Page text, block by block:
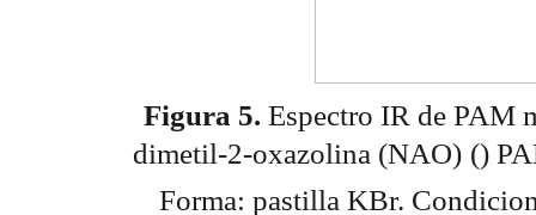
Figura 5. Espectro IR de PAM
dimetil-2-oxazolina (NAO) ()
Forma: pastilla KBr.